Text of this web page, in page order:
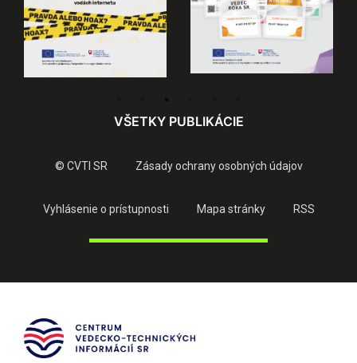
VŠETKY PUBLIKÁCIE
© CVTI SR Zásady ochrany osobných údajov
Vyhlásenie o prístupnosti Mapa stránky RSS